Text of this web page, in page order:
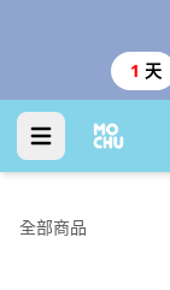
1 天
全部商品